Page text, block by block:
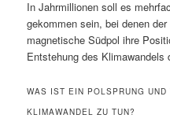
In Jahrmillionen soll es
gekommen sein, bei denen
magnetische Südpol ihre
Entstehung des Klimawandels
WAS IST EIN POLSPRUNG UND
KLIMAWANDEL ZU TUN?